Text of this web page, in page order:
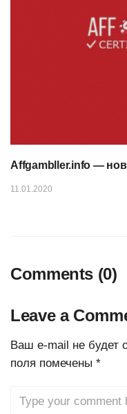
Affgambller.info —
11.01.2020
Comments (0)
Leave a
Ваш e-mail не будет
поля помечены *
Comment